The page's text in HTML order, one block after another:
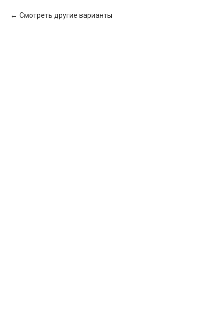
Смотреть другие варианты